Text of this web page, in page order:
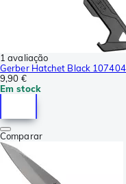
1 avaliação
Gerber Hatchet Black
9,90 €
Em stock
Comparar